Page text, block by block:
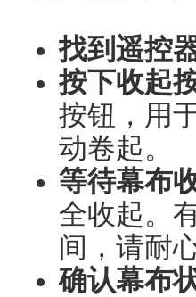
找到遥控
按下收起
按钮，用
动卷起。
等待幕布
全收起。
间，请耐
确认幕布